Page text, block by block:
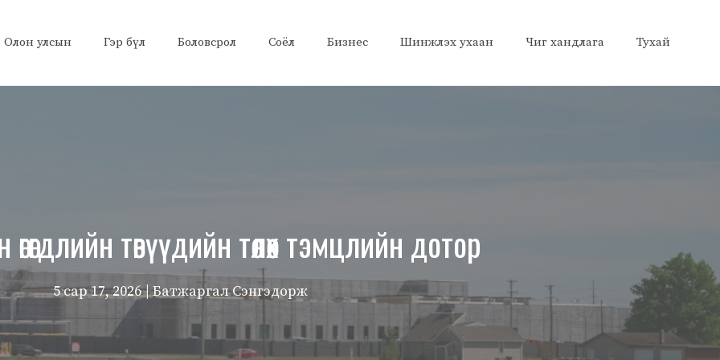
Олон улсын Гэр бүл Боловсрол Соёл Бизнес Шинжлэх ухаан Чиг хандлага Тухай
төвүүдийн төлөөх тэмцлийн дотор
5 сар 17, 2026 | Батжаргал Сэнгэдорж